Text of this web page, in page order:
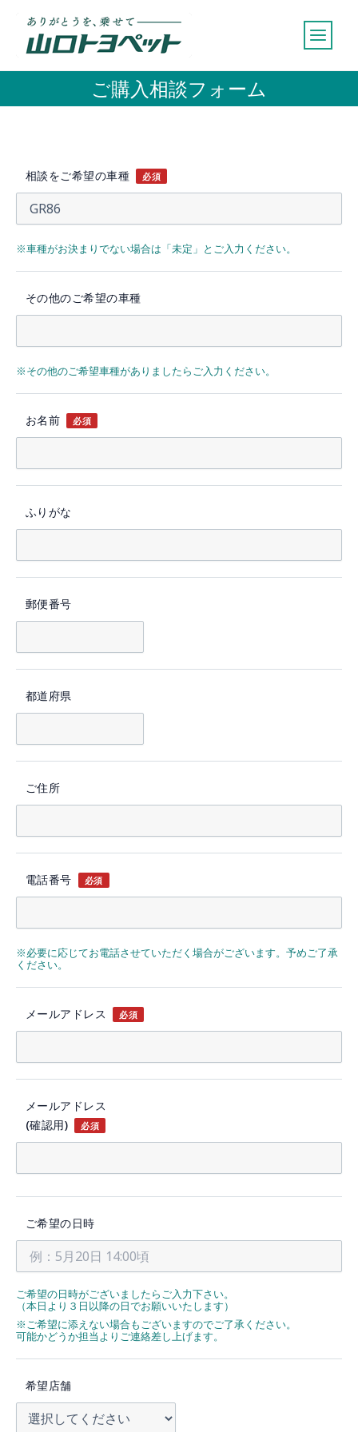
ス
ご購入相談フォーム
相談をご希望の車種 必須
※車種がお決まりでない場合は「未定」とご入力ください。
その他のご希望の車種
※その他のご希望車種がありましたらご入力ください。
お名前 必須
ふりがな
郵便番号
都道府県
ご住所
電話番号 必須
※必要に応じてお電話させていただく場合がございます。予めご了承
ください。
メールアドレス 必須
メールアドレス
(確認用)
必須
ご希望の日時
ご希望の日時がございましたらご入力下さい。
（本日より３日以降の日でお願いいたします）
※ご希望に添えない場合もございますのでご了承ください。
可能かどうか担当よりご連絡差し上げます。
希望店舗